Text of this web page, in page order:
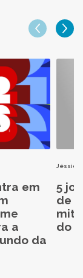
em
a
da
Jéssica
5
de
do